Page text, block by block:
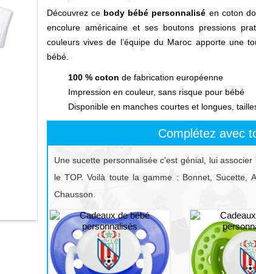
Découvrez ce body bébé personnalisé en coton
encolure américaine et ses boutons pressions
couleurs vives de l’équipe du Maroc apporte une
bébé.
100 % coton de fabrication européenne
Impression en couleur, sans risque pour bébé
Disponible en manches courtes et longues,
Complétez avec
Une sucette personnalisée c'est génial, lui
le TOP. Voilà toute la gamme : Bonnet, Sucette,
Chausson.